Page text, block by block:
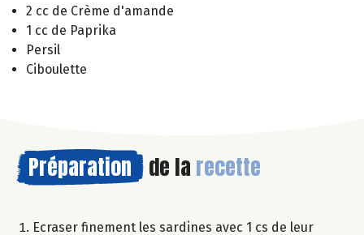
2 cc de Crème d'amande
1 cc de Paprika
Persil
Ciboulette
Préparation de la recette
Ecraser finement les sardines avec 1 cs de leur